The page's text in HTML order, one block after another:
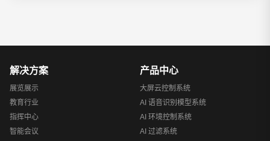
产品中心
大屏云控制系统
AI 语音识别模型系统
AI 环境控制系统
AI 过滤系统
解决方案
展览展示
教育行业
指挥中心
智能会议